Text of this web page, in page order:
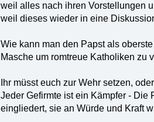
weil alles nach ihren Vorstellungen
weil dieses wieder in eine
Wie kann man den Papst als
Masche um romtreue Katholiken zu
Ihr müsst euch zur Wehr setzen,
Jeder Gefirmte ist ein Kämpfer -
eingliedert, sie an Würde und Kraft